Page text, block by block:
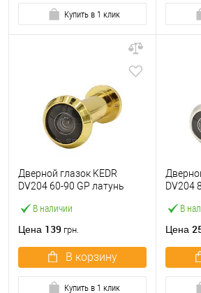
Купить в 1 клик
В наличии
Дверной глазок KEDR
DV204 60-90 GP латунь
Цена 139 грн.
В корзину
Купить в 1 клик
В
DV204
Цена